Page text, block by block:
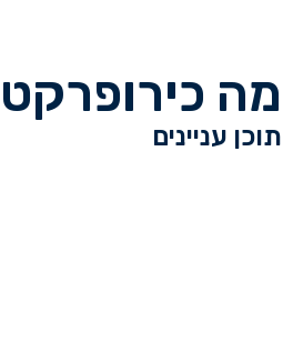
מה
תוכן עניינים